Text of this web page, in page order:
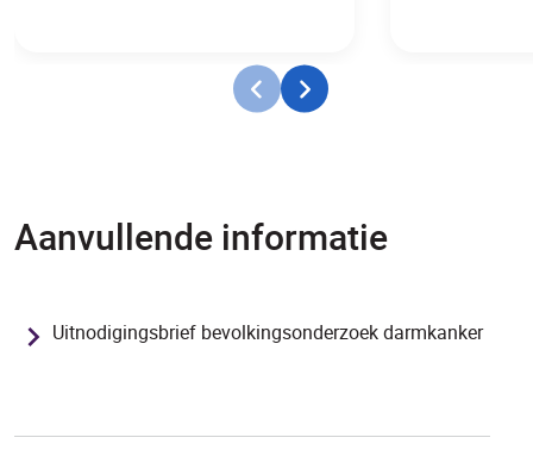
Aanvullende informatie
Uitnodigingsbrief bevolkingsonderzoek darmkanker